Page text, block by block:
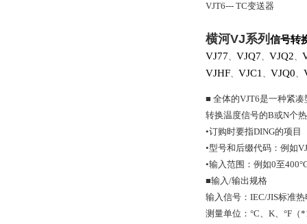
VJT6--- TC变送器
横河VJ系列 信号转
VJ77、 VJQ7、 VJQ2、
VJHF、 VJC1 、 VJQ0、
■ 全体的VJT6是一种紧
转换温度信号的B或N个
•订购时要指DING的项目
•型号和后缀代码：例如
•输入范围：例如0至
■输入/输出规格
输入信号：IEC/JIS标准
测量单位：°C、K、°F